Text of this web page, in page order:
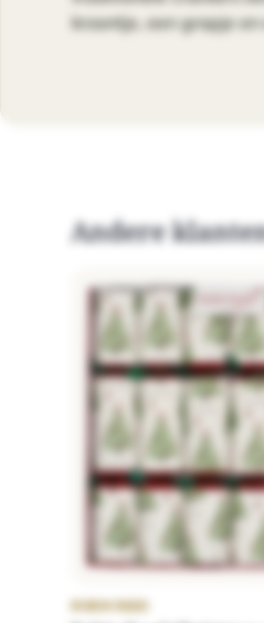
kroontje, een grapje en
Andere